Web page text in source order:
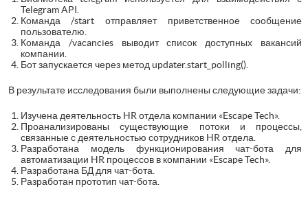
Telegram API.
Команда /start отправляет приветственное сообщение
пользователю.
Команда /vacancies выводит список доступных вакансий
компании.
Бот запускается через метод updater.start_polling().
В результате исследования были выполнены следующие задачи:
Изучена деятельность HR отдела компании «Escape Tech».
Проанализированы существующие потоки и процессы,
связанные с деятельностью сотрудников HR отдела.
Разработана модель функционирования чат-бота для
автоматизации HR процессов в компании «Escape Tech».
Разработана БД для чат-бота.
Разработан прототип чат-бота.